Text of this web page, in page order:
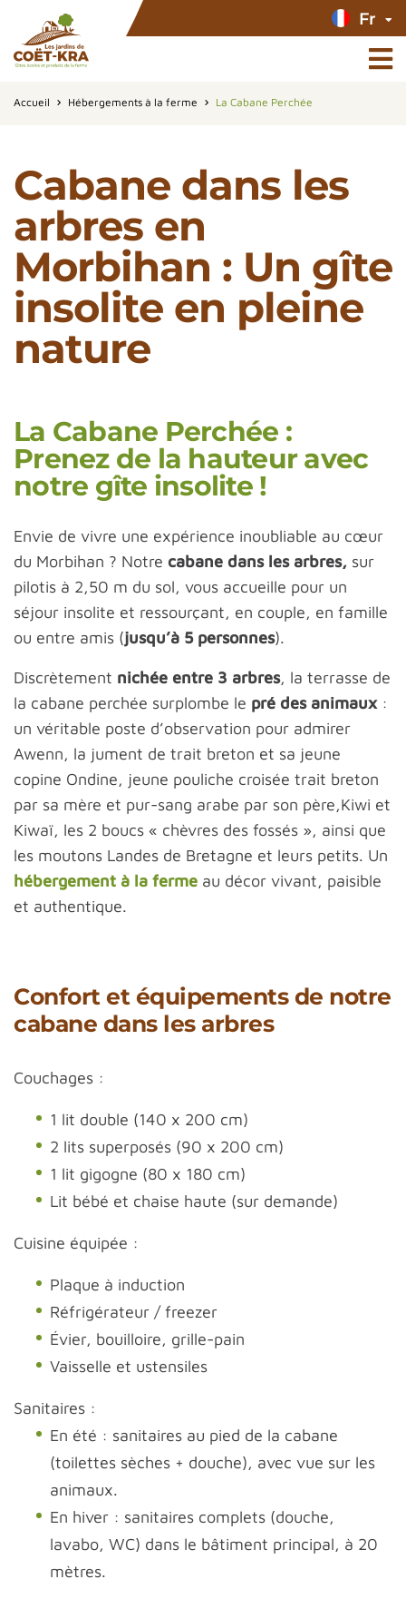
Fr
Accueil Hébergements à la ferme La Cabane Perchée
Cabane dans les
arbres en
Morbihan : Un gîte
insolite en pleine
nature
La Cabane Perchée :
Prenez de la hauteur avec
notre gîte insolite !
Envie de vivre une expérience inoubliable au cœur
du Morbihan ? Notre cabane dans les arbres, sur
pilotis à 2,50 m du sol, vous accueille pour un
séjour insolite et ressourçant, en couple, en famille
ou entre amis (jusqu’à 5 personnes).
Discrètement nichée entre 3 arbres, la terrasse de
la cabane perchée surplombe le pré des animaux:
un véritable poste d’observation pour admirer
Awenn, la jument de trait breton et sa jeune
copine Ondine, jeune pouliche croisée trait breton
par sa mère et pur-sang arabe par son père,Kiwi et
Kiwaï, les 2 boucs « chèvres des fossés », ainsi que
les moutons Landes de Bretagne et leurs petits. Un
hébergement à la ferme au décor vivant, paisible
et authentique.
Confort et équipements de notre
cabane dans les arbres
Couchages :
1 lit double (140 x 200 cm)
2 lits superposés (90 x 200 cm)
1 lit gigogne (80 x 180 cm)
Lit bébé et chaise haute (sur demande)
Cuisine équipée :
Plaque à induction
Réfrigérateur / freezer
Évier, bouilloire, grille-pain
Vaisselle et ustensiles
Sanitaires :
En été : sanitaires au pied de la cabane
(toilettes sèches + douche), avec vue sur les
animaux.
En hiver : sanitaires complets (douche,
lavabo, WC) dans le bâtiment principal, à 20
mètres.